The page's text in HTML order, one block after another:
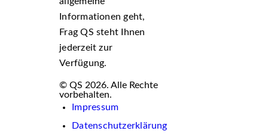
Informationen geht,
Frag QS steht Ihnen
jederzeit zur
Verfügung.
© QS 2026. Alle Rechte
vorbehalten.
Impressum
Datenschutzerklärung